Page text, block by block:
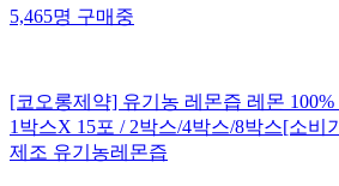
5,465명 구매중
[코오롱제약] 유기농 레몬즙 레몬
1박스X 15포 / 2박스/4박스/8박스[소비
제조 유기농레몬즙